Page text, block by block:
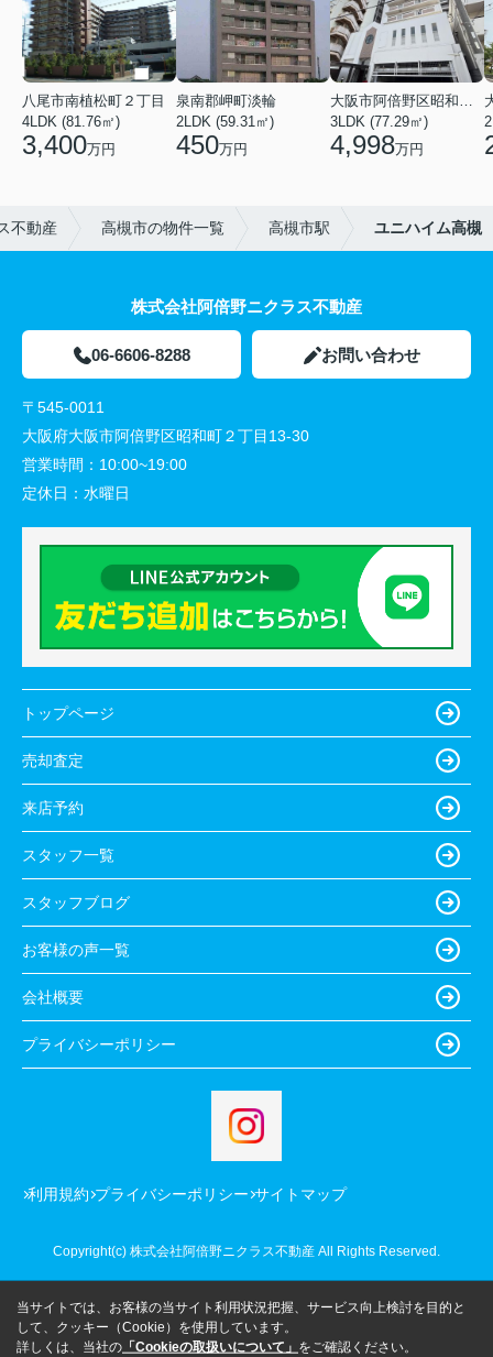
八尾市南植松町２丁目
4LDK (81.76㎡)
3,400万円
泉南郡岬町淡輪
2LDK (59.31㎡)
450万円
大阪市阿倍野区昭和町２丁目
3LDK (77.29㎡)
4,998万円
不動産 高槻市の物件一覧 高槻市駅 ユニハイム高槻
株式会社阿倍野ニクラス不動産
06-6606-8288 お問い合わせ
〒545-0011
大阪府大阪市阿倍野区昭和町２丁目13-30
営業時間： 10:00~19:00
定休日： 水曜日
トップページ
売却査定
来店予約
スタッフ一覧
スタッフブログ
お客様の声一覧
会社概要
プライバシーポリシー
利用規約 プライバシーポリシー サイトマップ
Copyright(c) 株式会社阿倍野ニクラス不動産 All Rights Reserved.
当サイトでは、お客様の当サイト利用状況把握、サービス向上検討を目的と
して、クッキー（Cookie）を使用しています。
詳しくは、当社の 「Cookieの取扱いについて」 をご確認ください。